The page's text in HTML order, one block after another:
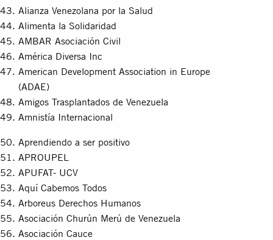
Alianza Venezolana por la Salud
Alimenta la Solidaridad
AMBAR Asociación Civil
América Diversa Inc
American Development Association in Europe
(ADAE)
Amigos Trasplantados de Venezuela
Amnistía Internacional
Aprendiendo a ser positivo
APROUPEL
APUFAT- UCV
Aquí Cabemos Todos
Arboreus Derechos Humanos
Asociación Churún Merú de Venezuela
Asociación Cauce